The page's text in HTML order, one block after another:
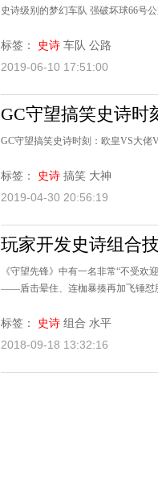
史诗级别的梦幻车队 强破坏球66号
标签： 史诗 车队 公路
2019-06-10 17:51:00
GC守望搞笑史诗时
GC守望搞笑史诗时刻：欧皇VS大佬
标签： 史诗 搞笑 大神
2019-04-30 20:56:19
玩家开发史诗组合
《守望先锋》中有一名非常“不受欢
——盾击晕住、连枷暴揍再加飞锤怼
标签： 史诗 组合 水平
2018-09-18 13:32:16